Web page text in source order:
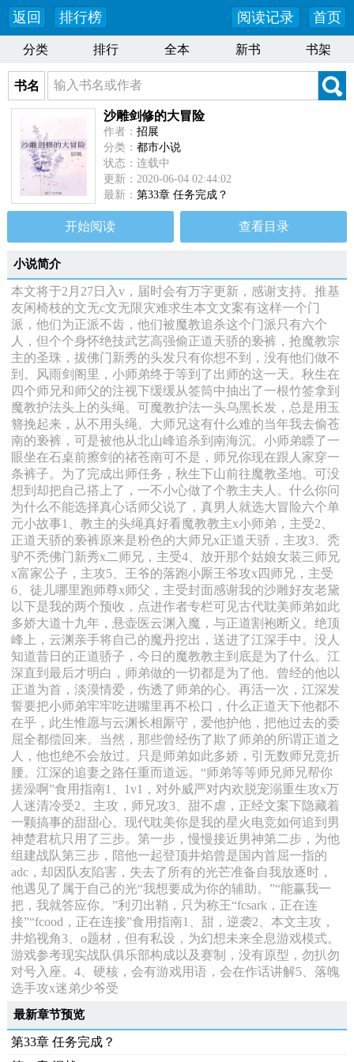
返回 排行榜 首页
阅读记录
分类 排行 全本 新书 书架
书名
沙雕剑修的大冒险
作者： 招展
分类： 都市小说
状态：连载中
更新：2020-06-04 02:44:02
最新： 第33章 任务完成？
开始阅读 查看目录
小说简介
本文将于2月27日入v，届时会有万字更新，感谢支持。推基
友闲椅枝的文无c文无限灾难求生本文文案有这样一个门
派，他们为正派不齿，他们被魔教追杀这个门派只有六个
人，但个个身怀绝技武艺高强偷正道天骄的亵裤，抢魔教宗
主的圣珠，拔佛门新秀的头发只有你想不到，没有他们做不
到。风雨剑阁里，小师弟终于等到了出师的这一天。秋生在
四个师兄和师父的注视下缓缓从签筒中抽出了一根竹签拿到
魔教护法头上的头绳。可魔教护法一头乌黑长发，总是用玉
簪挽起来，从不用头绳。大师兄这有什么难的当年我去偷苍
南的亵裤，可是被他从北山峰追杀到南海沉。小师弟瞟了一
眼坐在石桌前擦剑的禇苍南可不是，师兄你现在跟人家穿一
条裤子。为了完成出师任务，秋生下山前往魔教圣地。可没
想到却把自己搭上了，一不小心做了个教主夫人。什么你问
为什么不能选择真心话师父说了，真男人就选大冒险六个单
元小故事1、教主的头绳真好看魔教教主x小师弟，主受2、
正道天骄的亵裤原来是粉色的大师兄x正道天骄，主攻3、秃
驴不秃佛门新秀x二师兄，主受4、放开那个姑娘女装三师兄
x富家公子，主攻5、王爷的落跑小厮王爷攻x四师兄，主受
6、徒儿哪里跑师尊x师父，主受封面感谢我的沙雕好友老黛
以下是我的两个预收，点进作者专栏可见古代耽美师弟如此
多娇大道十九年，悬壶医云渊入魔，与正道割袍断义。绝顶
峰上，云渊亲手将自己的魔丹挖出，送进了江深手中。没人
知道昔日的正道骄子，今日的魔教教主到底是为了什么。江
深直到最后才明白，师弟做的一切都是为了他。曾经的他以
正道为首，淡漠情爱，伤透了师弟的心。再活一次，江深发
誓要把小师弟牢牢吃进嘴里再不松口，什么正道天下他都不
在乎，此生惟愿与云渊长相厮守，爱他护他，把他过去的委
屈全都偿回来。当然，那些曾经伤了欺了师弟的所谓正道之
人，他也绝不会放过。只是师弟如此多娇，引无数师兄竞折
腰。江深的追妻之路任重而道远。“师弟等等师兄师兄帮你
搓澡啊”食用指南1、1v1，对外威严对内欢脱宠溺重生攻x万
人迷清冷受2、主攻，师兄攻3、甜不虐，正经文案下隐藏着
一颗搞事的甜甜心。现代耽美你是我的星火电竞如何追到男
神楚君杭只用了三步。第一步，慢慢接近男神第二步，为他
组建战队第三步，陪他一起登顶井焰曾是国内首屈一指的
adc，却因队友陷害，失去了所有的光芒准备自我放逐时，
他遇见了属于自己的光“我想要成为你的辅助。”“能赢我一
把，我就答应你。”利刃出鞘，只为称王“fcsark，正在连
接”“fcood，正在连接”食用指南1、甜，逆袭2、本文主攻，
井焰视角3、o题材，但有私设，为幻想未来全息游戏模式。
游戏参考现实战队俱乐部构成以及赛制，没有原型，勿扒勿
对号入座。4、硬核，会有游戏用语，会在作话讲解5、落魄
选手攻x迷弟少爷受
最新章节预览
第33章 任务完成？